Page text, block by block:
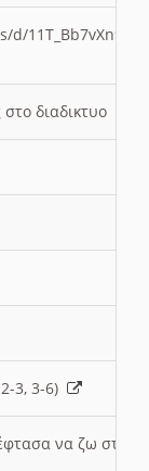
διαδικτυο
3, 3-6)
να ζω στην